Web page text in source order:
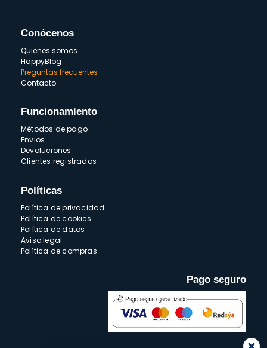
Conócenos
Quienes somos
HappyBlog
Preguntas frecuentes
Contacto
Funcionamiento
Métodos de pago
Envios
Devoluciones
Clientes registrados
Políticas
Política de privacidad
Política de cookies
Política de datos
Aviso legal
Política de compras
Pago seguro